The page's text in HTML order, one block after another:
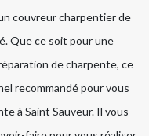
couvreur charpentier de
Que ce soit pour une
de charpente, ce
recommandé pour vous
à Saint Sauveur. Il vous